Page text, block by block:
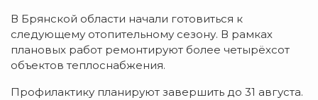
В Брянской области начали готовиться к
следующему отопительному сезону. В рамках
плановых работ ремонтируют более четырёхсот
объектов теплоснабжения.
Профилактику планируют завершить до 31 августа.